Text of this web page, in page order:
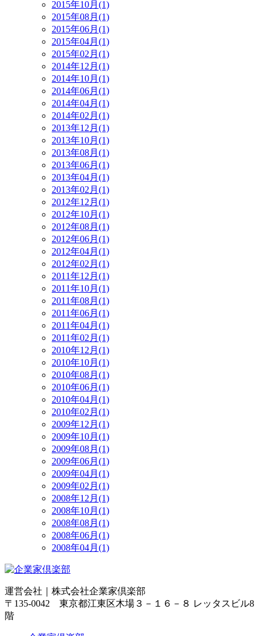
2015年10月(1)
2015年08月(1)
2015年06月(1)
2015年04月(1)
2015年02月(1)
2014年12月(1)
2014年10月(1)
2014年06月(1)
2014年04月(1)
2014年02月(1)
2013年12月(1)
2013年10月(1)
2013年08月(1)
2013年06月(1)
2013年04月(1)
2013年02月(1)
2012年12月(1)
2012年10月(1)
2012年08月(1)
2012年06月(1)
2012年04月(1)
2012年02月(1)
2011年12月(1)
2011年10月(1)
2011年08月(1)
2011年06月(1)
2011年04月(1)
2011年02月(1)
2010年12月(1)
2010年10月(1)
2010年08月(1)
2010年06月(1)
2010年04月(1)
2010年02月(1)
2009年12月(1)
2009年10月(1)
2009年08月(1)
2009年06月(1)
2009年04月(1)
2009年02月(1)
2008年12月(1)
2008年10月(1)
2008年08月(1)
2008年06月(1)
2008年04月(1)
運営会社｜ 株式会社企業家倶楽部
〒135-0042 東京都江東区木場３－１６－８ レッタスビル8
階